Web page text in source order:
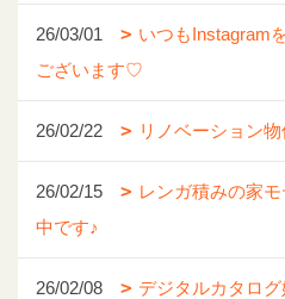
26/03/01
いつもInstagram
ございます♡
26/02/22 リノベーション
26/02/15
レンガ積みの家
中です♪
26/02/08 デジタルカタログ